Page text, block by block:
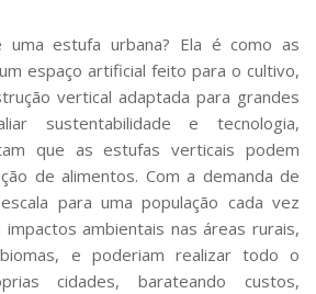
Projetos em Rede
Tecnologia
e Cursos
Interativos
estufa urbana? Ela é como as
espaço artificial feito para o cultivo,
vertical adaptada para grandes
sustentabilidade e tecnologia,
que as estufas verticais podem
de alimentos. Com a demanda de
para uma população cada vez
ambientais nas áreas rurais,
e poderiam realizar todo o
cidades, barateando custos,